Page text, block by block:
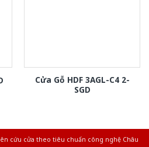
Cửa Gỗ HDF 3AGL-C4 2-
SGD
cứu cửa theo tiêu chuẩn công nghệ Châu